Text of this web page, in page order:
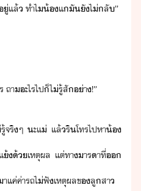
แล้​ ​ทำไ​้​แั​ั​ไ่​ลั​”
ถา​ะไร​ไป​็​ไ่รู้​สั​่า​!​”​
ๆ​ ​ะ​แ่​ ​แล้​ริ​โทร​ไปหา​้​
​้​เหตุผล​ ​แต่​ทา​ารา​ที่​​
แค่​ค่ารถ​ไ่​ฟั​เหตุผล​ข​ลูสา​